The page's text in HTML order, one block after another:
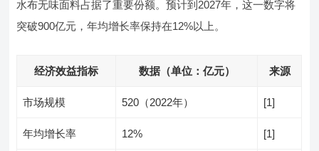
水布无味面料占据了重要份额。预计到2027年，这一数字将
突破900亿元，年均增长率保持在12%以上。
经济效益指标 数据（单位：亿元） 来源
市场规模 520（2022年） [1]
年均增长率 12% [1]